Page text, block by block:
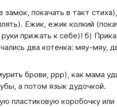
покачать в такт
Ежик, ежик колкий
прижать к себе)! б)
два котенка: мяу-мяу,
брови, ррр), как мама
а потом язык дудочкой.
пластиковую коробочку